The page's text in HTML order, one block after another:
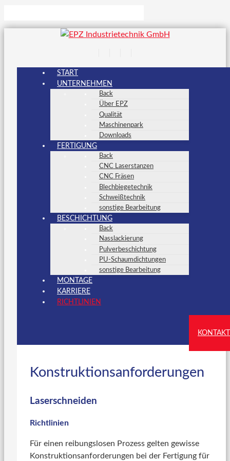
START
UNTERNEHMEN
Back
Über EPZ
Qualität
Maschinenpark
Downloads
FERTIGUNG
Back
CNC Laserstanzen
CNC Fräsen
Blechbiegetechnik
Schweißtechnik
sonstige Bearbeitung
BESCHICHTUNG
Back
Nasslackierung
Pulverbeschichtung
PU-Schaumdichtungen
sonstige Bearbeitung
MONTAGE
KARRIERE
RICHTLINIEN
KONTAKT
Konstruktionsanforderungen
Laserschneiden
Richtlinien
Für einen reibungslosen Prozess gelten gewisse
Konstruktionsanforderungen bei der Fertigung für